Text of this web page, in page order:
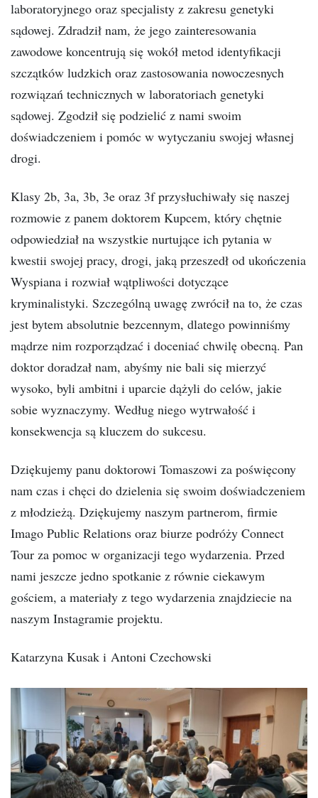
laboratoryjnego oraz specjalisty z zakresu genetyki
sądowej. Zdradził nam, że jego zainteresowania
zawodowe koncentrują się wokół metod identyfikacji
szczątków ludzkich oraz zastosowania nowoczesnych
rozwiązań technicznych w laboratoriach genetyki
sądowej. Zgodził się podzielić z nami swoim
doświadczeniem i pomóc w wytyczaniu swojej własnej
drogi.
Klasy 2b, 3a, 3b, 3e oraz 3f przysłuchiwały się naszej
rozmowie z panem doktorem Kupcem, który chętnie
odpowiedział na wszystkie nurtujące ich pytania w
kwestii swojej pracy, drogi, jaką przeszedł od ukończenia
Wyspiana i rozwiał wątpliwości dotyczące
kryminalistyki. Szczególną uwagę zwrócił na to, że czas
jest bytem absolutnie bezcennym, dlatego powinniśmy
mądrze nim rozporządzać i doceniać chwilę obecną. Pan
doktor doradzał nam, abyśmy nie bali się mierzyć
wysoko, byli ambitni i uparcie dążyli do celów, jakie
sobie wyznaczymy. Według niego wytrwałość i
konsekwencja są kluczem do sukcesu.
Dziękujemy panu doktorowi Tomaszowi za poświęcony
nam czas i chęci do dzielenia się swoim doświadczeniem
z młodzieżą. Dziękujemy naszym partnerom, firmie
Imago Public Relations oraz biurze podróży Connect
Tour za pomoc w organizacji tego wydarzenia. Przed
nami jeszcze jedno spotkanie z równie ciekawym
gościem, a materiały z tego wydarzenia znajdziecie na
naszym Instagramie projektu.
Katarzyna Kusak i Antoni Czechowski